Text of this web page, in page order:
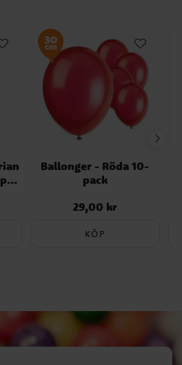
Ballonger - Röda 10-
pack
Pris:29,00 kr
29,00 kr
KÖP